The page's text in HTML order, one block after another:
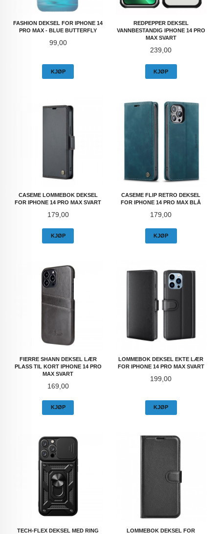
FASHION DEKSEL FOR IPHONE 14
PRO MAX - BLUE BUTTERFLY
Pris
99,00
KJØP
REDPEPPER DEKSEL
VANNBESTANDIG IPHONE 14 PRO
MAX SVART
Pris
239,00
KJØP
CASEME LOMMEBOK DEKSEL
FOR IPHONE 14 PRO MAX SVART
Pris
179,00
KJØP
CASEME FLIP RETRO DEKSEL
FOR IPHONE 14 PRO MAX BLÅ
Pris
179,00
KJØP
FIERRE SHANN DEKSEL LÆR
PLASS TIL KORT IPHONE 14 PRO
MAX SVART
Pris
169,00
KJØP
LOMMEBOK DEKSEL EKTE LÆR
FOR IPHONE 14 PRO MAX SVART
Pris
199,00
KJØP
TECH-FLEX DEKSEL MED RING LOMMEBOK DEKSEL FOR